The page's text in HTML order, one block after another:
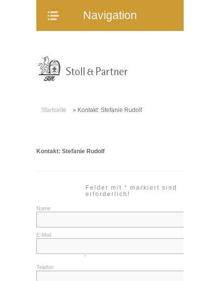
Navigation
Navigation
Mitarbeiter
Stellenangebote
Impressum
Datenschutzerklärung
Cookieeinstellungen ändern
Startseite » Kontakt: Stefanie Rudolf
Kontakt: Stefanie Rudolf
Felder mit * markiert sind
erforderlich!
Name
E-Mail
*
Telefon